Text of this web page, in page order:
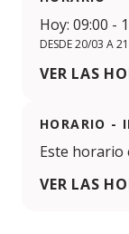
Hoy: 09:00 -
DESDE 20/03 A
VER LAS
HORARIO -
Este horario
VER LAS